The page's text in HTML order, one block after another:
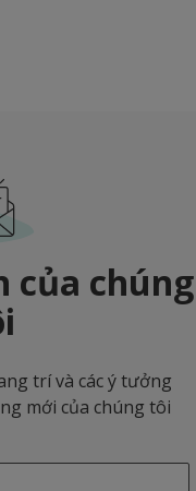
của chúng
trí và các ý tưởng
mới của chúng tôi